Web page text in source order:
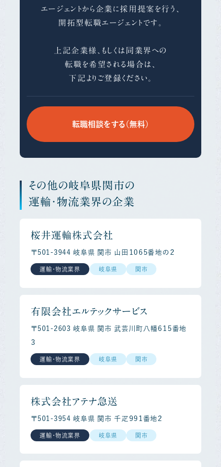
エージェントから企業に採用提案を行う、
開拓型転職エージェントです。
上記企業様、もしくは同業界への
転職を希望される場合は、
下記よりご登録ください。
転職相談をする（無料）
その他の岐阜県関市の
運輸・物流業界の企業
桜井運輸株式会社
〒501-3944 岐阜県 関市 山田１０６５番地の２
運輸・物流業界 岐阜県 関市
有限会社エルテックサービス
〒501-2603 岐阜県 関市 武芸川町八幡６１５番地
３
運輸・物流業界 岐阜県 関市
株式会社アテナ急送
〒501-3954 岐阜県 関市 千疋９９１番地２
運輸・物流業界 岐阜県 関市